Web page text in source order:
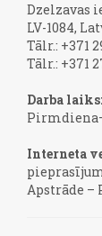
Dzelzavas
LV-1084,
Tālr.: +371
Tālr.: +371
Darba laiks:
Interneta
Apstrāde –